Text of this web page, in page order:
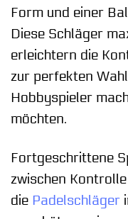
Form und einer
Diese Schläger
erleichtern die
zur perfekten
Hobbyspieler
möchten.
Fortgeschrittene
zwischen
die Padelschläger